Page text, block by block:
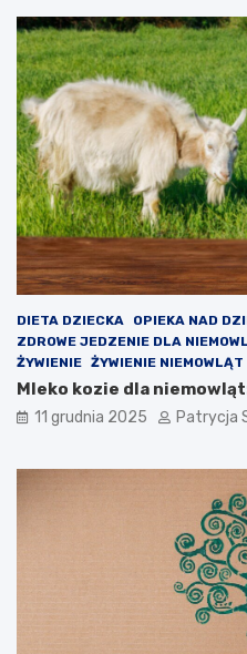
k
o
r
z
y
ś
c
i
z
a
j
ę
c
i
a
p
o
z
a
l
e
k
c
y
j
n
?
DIETA DZIECKA
OPIEKA NAD
ZDROWE JEDZENIE DLA
ŻYWIENIE ŻYWIENIE NIEMOWLĄT
Mleko kozie dla
11 grudnia 2025 Patrycja